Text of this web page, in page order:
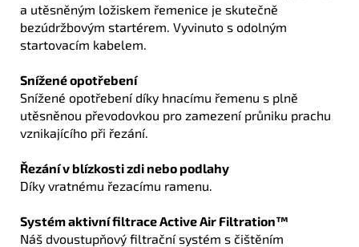
a utěsněným ložiskem řemenice je skutečně
bezúdržbovým startérem. Vyvinuto s odolným
startovacím kabelem.
Snížené opotřebení
Snížené opotřebení díky hnacímu řemenu s plně
utěsněnou převodovkou pro zamezení průniku prachu
vznikajícího při řezání.
Řezání v blízkosti zdi nebo podlahy
Díky vratnému řezacímu ramenu.
Systém aktivní filtrace Active Air Filtration™
Náš dvoustupňový filtrační systém s čištěním